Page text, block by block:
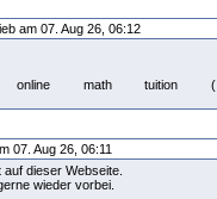
am 07. Aug 26, 06:12
online math tuition (
07. Aug 26, 06:11
dieser Webseite.
wieder vorbei.